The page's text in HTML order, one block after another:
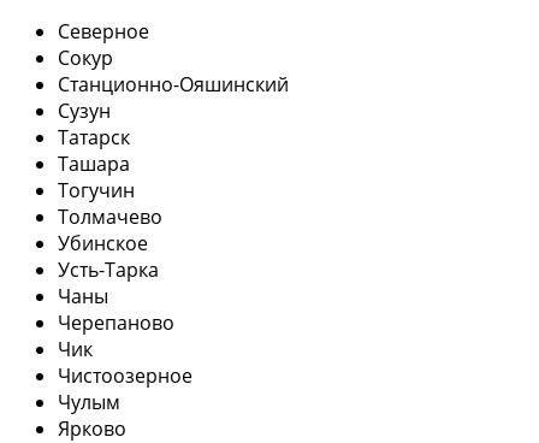
Северное
Сокур
Станционно-Ояшинский
Сузун
Татарск
Ташара
Тогучин
Толмачево
Убинское
Усть-Тарка
Чаны
Черепаново
Чик
Чистоозерное
Чулым
Ярково